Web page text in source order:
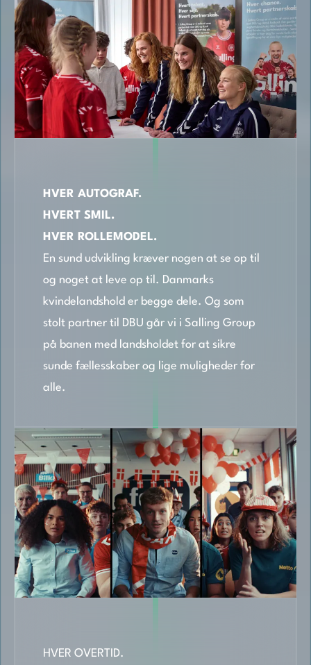
HVER AUTOGRAF.
HVERT SMIL.
HVER ROLLEMODEL.
En sund udvikling kræver nogen at se op til
og noget at leve op til. Danmarks
kvindelandshold er begge dele. Og som
stolt partner til DBU går vi i Salling Group
på banen med landsholdet for at sikre
sunde fællesskaber og lige muligheder for
alle.
HVER OVERTID.